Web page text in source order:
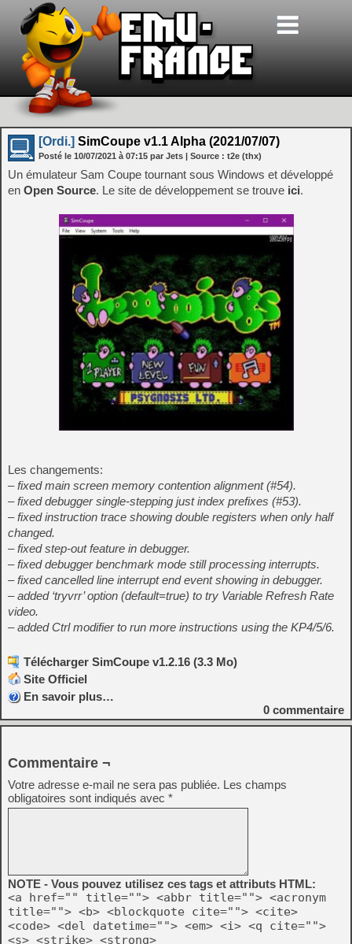
[Ordi.] SimCoupe v1.1 Alpha (2021/07/07)
Posté le 10/07/2021 à 07:15 par Jets | Source : t2e (thx)
Un émulateur Sam Coupe tournant sous Windows et développé
en Open Source. Le site de développement se trouve ici.
Les changements:
– fixed main screen memory contention alignment (#54).
– fixed debugger single-stepping just index prefixes (#53).
– fixed instruction trace showing double registers when only half
changed.
– fixed step-out feature in debugger.
– fixed debugger benchmark mode still processing interrupts.
– fixed cancelled line interrupt end event showing in debugger.
– added ‘tryvrr’ option (default=true) to try Variable Refresh Rate
video.
– added Ctrl modifier to run more instructions using the KP4/5/6.
Télécharger SimCoupe v1.2.16 (3.3 Mo)
Site Officiel
En savoir plus…
0 commentaire
Commentaire ¬
Votre adresse e-mail ne sera pas publiée. Les champs
obligatoires sont indiqués avec *
NOTE - Vous pouvez utilisez ces tags et attributs HTML:
<a href="" title=""> <abbr title=""> <acronym
title=""> <b> <blockquote cite=""> <cite>
<code> <del datetime=""> <em> <i> <q cite="">
<s> <strike> <strong>